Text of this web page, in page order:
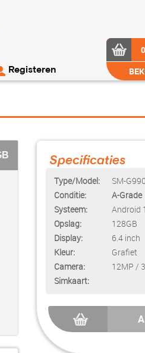
Registeren
Specificaties
Type/Model:
Conditie:
Systeem:
Opslag:
Display:
Kleur:
Camera:
Simkaart:
SM-
A-Grade
Android
128GB
6.4 inch
Grafiet
12MP /